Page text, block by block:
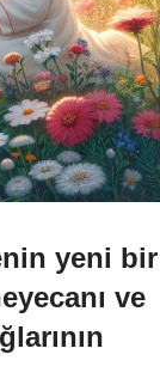
yeni bir
ve